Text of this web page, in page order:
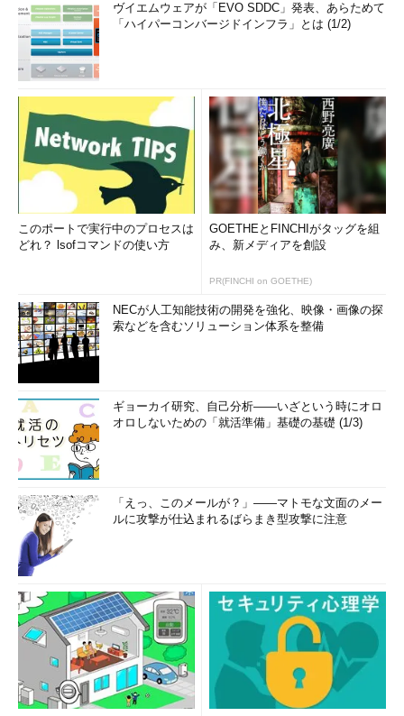
ヴイエムウェアが「EVO SDDC」発表、あらためて
「ハイパーコンバージドインフラ」とは (1/2)
このポートで実行中のプロセスは
どれ？ lsofコマンドの使い方
GOETHEとFINCHIがタッグを組
み、新メディアを創設
PR(FINCHI on GOETHE)
NECが人工知能技術の開発を強化、映像・画像の探
索などを含むソリューション体系を整備
ギョーカイ研究、自己分析――いざという時にオロ
オロしないための「就活準備」基礎の基礎 (1/3)
「えっ、このメールが？」――マトモな文面のメー
ルに攻撃が仕込まれるばらまき型攻撃に注意